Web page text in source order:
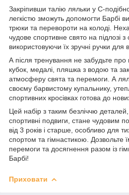
Закріпивши талію ляльки у С-
легкістю зможуть допомогти Барбі
трюки та перевороти на колоді.
чудове спортивне свято на підлозі
використовуючи їх зручні ручки для
А після тренування не забудьте
кубок, медалі, пляшка з водою та
атмосферу свята та перемоги. А
своєму барвистому купальнику,
спортивних кросівках готова до
Цей набір з таким безліччю
спортивні подвиги, стане чудовим
від 3 років і старше, особливо для
спортом та гімнастикою. Дозвольте
перемоги та досягнення разом із
Барбі!
Приховати